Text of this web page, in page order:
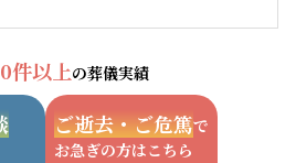
件以上の葬儀実績
ご逝去・ご危篤で
お急ぎの方はこちら